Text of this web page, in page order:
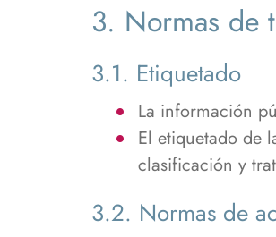
3. Normas de
3.1. Etiquetado
La información
El etiquetado de
clasificación y
3.2. Normas de